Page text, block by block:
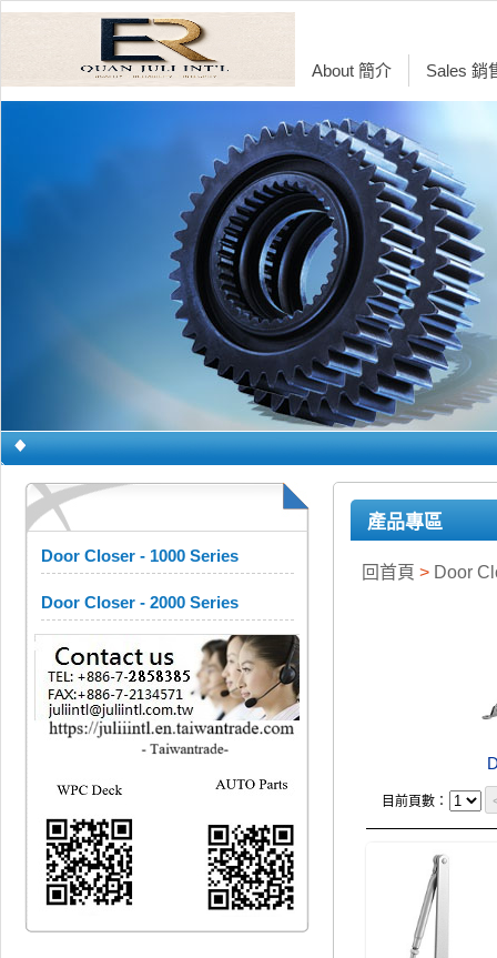
About 簡介 Sales 銷
Door Closer - 1000 Series
Door Closer - 2000 Series
產品專區
回首頁 > Door
目前頁數：